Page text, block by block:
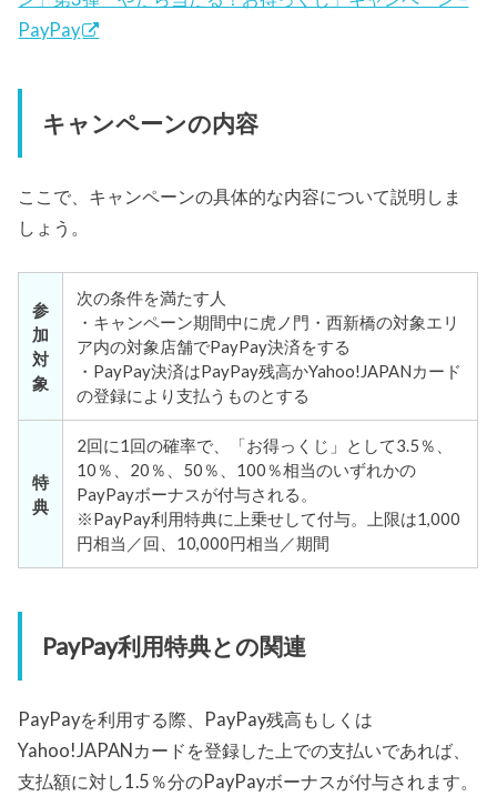
PayPay
キャンペーンの内容
ここで、キャンペーンの具体的な内容について説明しま
しょう。
参
加
対
象
次の条件を満たす人
・キャンペーン期間中に虎ノ門・西新橋の対象エリ
ア内の対象店舗でPayPay決済をする
・PayPay決済はPayPay残高かYahoo!JAPANカード
の登録により支払うものとする
特
典
2回に1回の確率で、「お得っくじ」として3.5％、
10％、20％、50％、100％相当のいずれかの
PayPayボーナスが付与される。
※PayPay利用特典に上乗せして付与。上限は1,000
円相当／回、10,000円相当／期間
PayPay利用特典との関連
PayPayを利用する際、PayPay残高もしくは
Yahoo!JAPANカードを登録した上での支払いであれば、
支払額に対し1.5％分のPayPayボーナスが付与されます。